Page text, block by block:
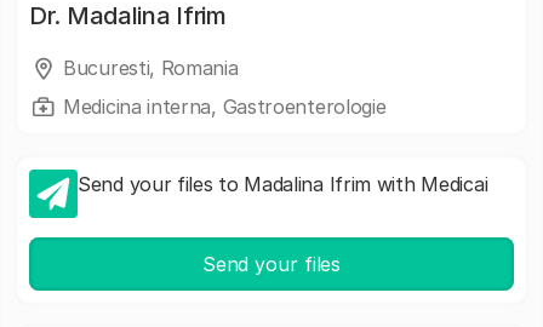
Dr. Madalina Ifrim
Bucuresti, Romania
Medicina interna, Gastroenterologie
Send your files to Madalina Ifrim with Medicai
Send your files